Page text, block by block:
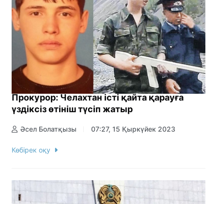
Прокурор: Челахтан істі қайта қарауға
үздіксіз өтініш түсіп жатыр
Әсел Болатқызы 07:27, 15 Қыркүйек 2023
Көбірек оқу